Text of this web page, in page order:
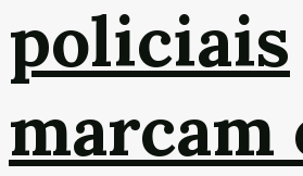
policiais
marcam